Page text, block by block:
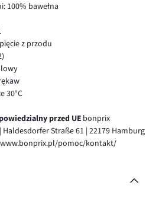
100% bawełna
z przodu
30°C
przed UE bonprix
Straße 61 | 22179 Hamburg
pomoc/kontakt/